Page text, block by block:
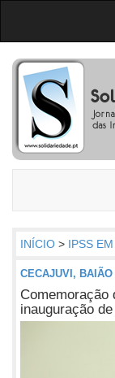
INÍCIO > IPSS
CECAJUVI, BAIÃO
Comemoração
inauguração